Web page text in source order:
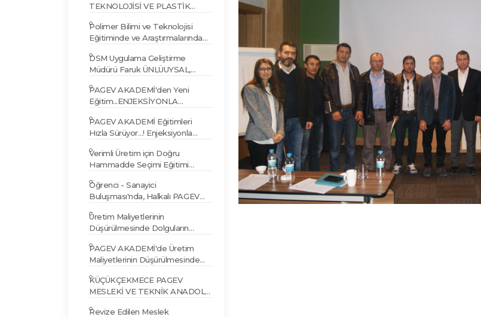
TEKNOLOJİSİ VE PLASTİK
Polimer Bilimi ve Teknolojisi
Eğitiminde ve Araştırmalarında
Hacettepe Üniversitesinde
yapıldı
DSM Uygulama Geliştirme
Müdürü Faruk ÜNLÜUYSAL,
Plastik Ürün Geliştirme Semineri”
verdi
PAGEV AKADEMİ'den Yeni
Eğitim...ENJEKSİYONLA
SORUNLAR VE ÇÖZÜMLERİ
PAGEV AKADEMİ Eğitimleri
Hızla Sürüyor…! Enjeksiyonla
Çözümler Eğitimi verildi…
Verimli Üretim için Doğru
Hammadde Seçimi Eğitimi
gerçekleşti...
Öğrenci - Sanayici
Buluşması'nda, Halkalı PAGEV
tesislerini incelediler...
Üretim Maliyetlerinin
Düşürülmesinde Dolguların
PAGEV AKADEMİ'de Üretim
Maliyetlerinin Düşürülmesinde
Yapıldı
KÜÇÜKÇEKMECE PAGEV
MESLEKİ VE TEKNİK ANADOLU
Revize Edilen Meslek